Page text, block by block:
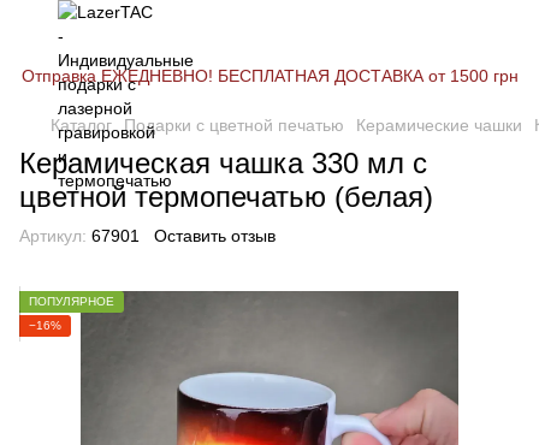
Отправка ЕЖЕДНЕВНО! БЕСПЛАТНАЯ ДОСТАВКА от 1500 грн
Каталог Подарки с цветной печатью Керамические чашки
Керамическая чашка 330 мл с
цветной термопечатью (белая)
Артикул: 67901 Оставить отзыв
ПОПУЛЯРНОЕ
−16%